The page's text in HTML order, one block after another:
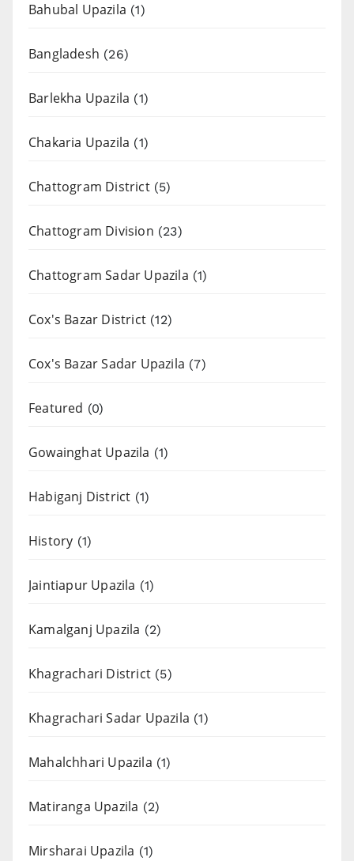
Bahubal Upazila (1)
Bangladesh (26)
Barlekha Upazila (1)
Chakaria Upazila (1)
Chattogram District(5)
Chattogram Division (23)
Chattogram Sadar Upazila (1)
Cox's Bazar District (12)
Cox's Bazar Sadar Upazila (7)
Featured (0)
Gowainghat Upazila (1)
Habiganj District (1)
History (1)
Jaintiapur Upazila (1)
Kamalganj Upazila (2)
Khagrachari District (5)
Khagrachari Sadar Upazila (1)
Mahalchhari Upazila (1)
Matiranga Upazila (2)
Mirsharai Upazila (1)